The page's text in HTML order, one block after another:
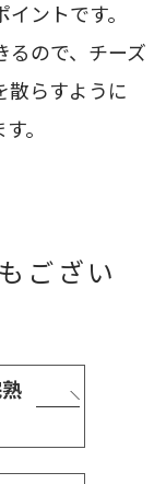
ントです。
るので、チーズ
散らすように
。
ござい